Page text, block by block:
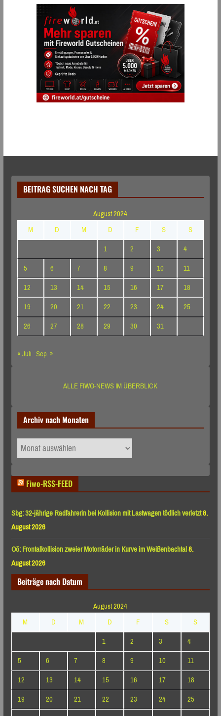
BEITRAG SUCHEN NACH TAG
August 2024
M
D M D F S
S
1
2 3
4
5
6 7 8 9 10
11
12
13 14 15 16 17
18
19
20 21 22 23 24
25
26
27 28 29 30
31
« Juli Sep. »
ALLE FIWO-NEWS IM ÜBERBLICK
Archiv nach Monaten
Archiv
nach
Fiwo-RSS-FEED
Sbg: 32-jährige Radfahrerin bei Kollision mit Lastwagen tödlich verletzt8.
August 2026
Oö: Frontalkollision zweier Motorräder in Kurve im Weißenbachtal8.
August 2026
Beiträge nach Datum
August 2024
M
D M D F S
S
1
2 3
4
5
6 7 8 9 10
11
12
13 14 15 16 17
18
19
20 21 22 23 24
25